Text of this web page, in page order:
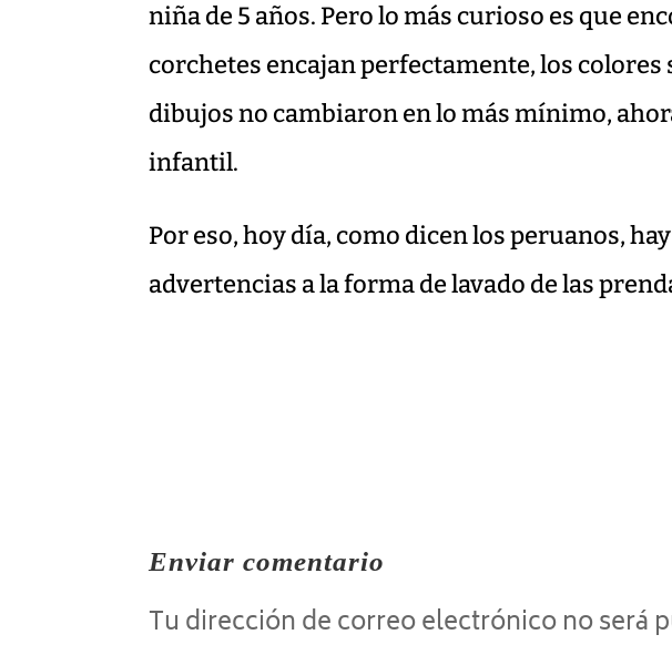
niña de 5 años. Pero lo más curioso es que
corchetes encajan perfectamente, los colores
dibujos no cambiaron en lo más mínimo,
infantil.
Por eso, hoy día, como dicen los peruanos,
advertencias a la forma de lavado de las
Enviar comentario
Tu dirección de correo electrónico no será